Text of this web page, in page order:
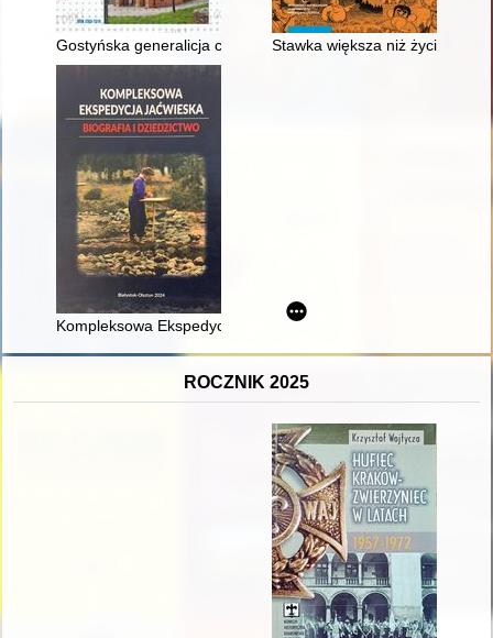
Gostyńska generalicja czasów PRL. Cz. 1Stawka większa niż życie"
Kompleksowa Ekspedycja Jaćwieska : biografia i dziedzictwo
ROCZNIK 2025